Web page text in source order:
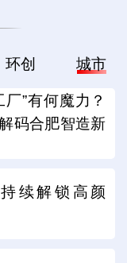
环创 城市
”有何魔力？
码合肥智造新
续解锁高颜